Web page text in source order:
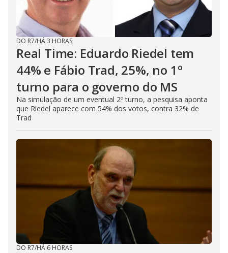
DO R7/HÁ 3 HORAS
Real Time: Eduardo Riedel tem
44% e Fábio Trad, 25%, no 1º
turno para o governo do MS
Na simulação de um eventual 2º turno, a pesquisa aponta
que Riedel aparece com 54% dos votos, contra 32% de
Trad
DO R7/HÁ 6 HORAS